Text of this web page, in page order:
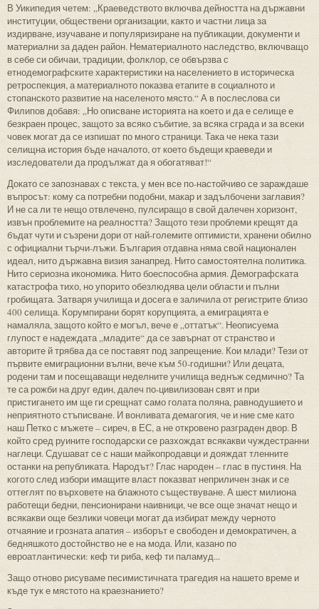
В Уикипедия четем: „Краеведството включва дейността на държавни
институции, обществени организации, както и частни лица за
издирване, изучаване и популяризиране на публикации, документи и
материални за даден район. Нематериалното наследство, включващо
в себе си обичаи, традиции, фолклор, се обвързва с
етнодемографските характеристики на населението в историческа
ретроспекция, а материалното показва етапите в социалното и
стопанското развитие на населеното място.“ А в послеслова си
Филипов добавя: „Но описване историята на което и да е селище е
безкраен процес, защото за всяко събитие, за всяка сграда и за всеки
човек могат да се изпишат по много страници. Така че нека тази
селищна история бъде началото, от което бъдещи краеведи и
изследователи да продължат да я обогатяват!“
Докато се запознавах с текста, у мен все по-настойчиво се зараждаше
въпросът: кому са потребни подобни, макар и задълбочени заглавия?
И не са ли те нещо отвлечено, пулсиращо в свой далечен хоризонт,
извън проблемите на реалността? Защото тези проблеми крещят да
бъдат чути и съзрени дори от най-големите оптимисти, хранени обилно
с официални търчи-лъжи. България отдавна няма свой национален
идеал, нито държавна визия занапред. Нито самостоятелна политика.
Нито сериозна икономика. Нито боеспособна армия. Демографската
катастрофа тихо, но упорито обезлюдява цели области и пълни
гробищата. Затваря училища и досега е заличила от регистрите близо
400 селища. Корумпирани борят корупцията, а емиграцията е
намаляла, защото който е могъл, вече е „оттатък“. Неописуема
глупост е надеждата „младите“ да се завърнат от странство и
авторите й трябва да се поставят под запрещение. Кои млади? Тези от
първите емиграционни вълни, вече към 50-годишни? Или децата,
родени там и посещаващи неделните училища веднъж седмично? Та
те са рожби на друг един, далеч по-цивилизован свят и при
пристигането им ще ги срещнат само голата поляна, равнодушието и
неприятното стъписване. И вонливата демагогия, че и ние сме като
наш Петко с мъжете – сиреч, в ЕС, а не откровено разграден двор. В
който сред руините господарски се разхождат всякакви чуждестранни
наглеци. Сдушават се с наши майкопродавци и дояждат тленните
останки на републиката. Народът? Глас народен – глас в пустиня. На
когото след избори имащите власт показват неприличен знак и се
оттеглят по върховете на блажното съществуване. А шест милиона
работещи бедни, пенсионирани наивници, че все още значат нещо и
всякакви още безлики човеци могат да избират между черното
отчаяние и грозната апатия – изборът е свободен и демократичен, а
бедняшкото достойнство не е на мода. Или, казано по
евроатлантически: кеф ти риба, кеф ти паламуд...
Защо отново рисуваме песимистичната трагедия на нашето време и
къде тук е мястото на краезнанието?